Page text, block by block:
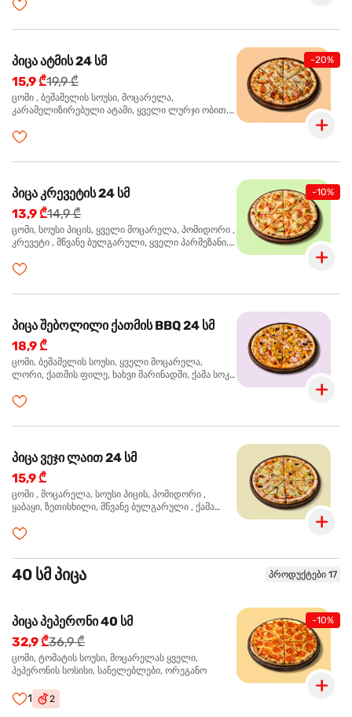
-20%
პიცა ატმის 24 სმ
15,9 ₾19,9 ₾
ცომი , ბეშამელის სოუსი, მოცარელა,
კარამელიზირებული ატამი, ყველი ლურჯი ობით,
-10%
პიცა კრევეტის 24 სმ
13,9 ₾14,9 ₾
ცომი, სოუსი პიცის, ყველი მოცარელა, პომიდორი ,
კრევეტი , მწვანე ბულგარული, ყველი პარმეზანი,
პიცა შებოლილი ქათმის BBQ 24 სმ
18,9 ₾
ცომი, ბეშამელის სოუსი, ყველი მოცარელა,
ლორი, ქათმის ფილე, ხახვი მარინადში, ქამა სოკო
პიცა ვეჯი ლაით 24 სმ
15,9 ₾
ცომი , მოცარელა, სოუსი პიცის, პომიდორი ,
ყაბაყი, ზეთისხილი, მწვანე ბულგარული , ქამა
40 სმ პიცა პროდუქტები 17
-10%
პიცა პეპერონი 40 სმ
32,9 ₾36,9 ₾
ცომი, ტომატის სოუსი, მოცარელას ყველი,
პეპერონის სოსისი, სანელებლები, ორეგანო
1 2